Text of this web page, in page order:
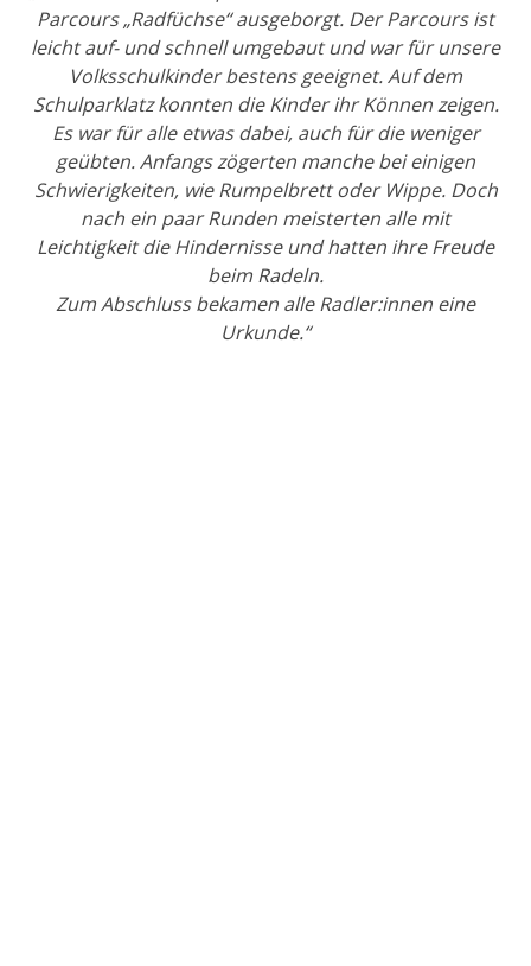
Parcours „Radfüchse“ ausgeborgt. Der Parcours ist
leicht auf- und schnell umgebaut und war für unsere
Volksschulkinder bestens geeignet. Auf dem
Schulparklatz konnten die Kinder ihr Können zeigen.
Es war für alle etwas dabei, auch für die weniger
geübten. Anfangs zögerten manche bei einigen
Schwierigkeiten, wie Rumpelbrett oder Wippe. Doch
nach ein paar Runden meisterten alle mit
Leichtigkeit die Hindernisse und hatten ihre Freude
beim Radeln.
Zum Abschluss bekamen alle Radler:innen eine
Urkunde.“